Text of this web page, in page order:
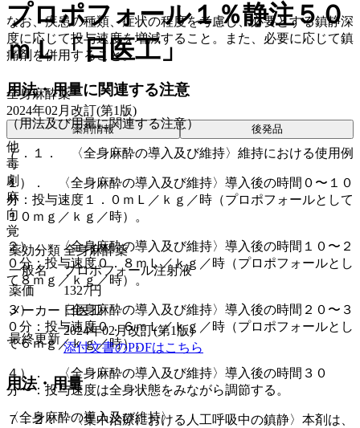
なお、疾患の種類、症状の程度を考慮し、必要とする鎮静深
度に応じて投与速度を増減すること。また、必要に応じて鎮
痛剤を併用すること。
用法・用量に関連する注意
（用法及び用量に関連する注意）
７．１． 〈全身麻酔の導入及び維持〉維持における使用例
１）． 〈全身麻酔の導入及び維持〉導入後の時間０〜１０
分：投与速度１．０ｍＬ／ｋｇ／時（プロポフォールとして
１０ｍｇ／ｋｇ／時）。
２）． 〈全身麻酔の導入及び維持〉導入後の時間１０〜２
０分：投与速度０．８ｍＬ／ｋｇ／時（プロポフォールとし
て８ｍｇ／ｋｇ／時）。
３）． 〈全身麻酔の導入及び維持〉導入後の時間２０〜３
０分：投与速度０．６ｍＬ／ｋｇ／時（プロポフォールとし
て６ｍｇ／ｋｇ／時）。
４）． 〈全身麻酔の導入及び維持〉導入後の時間３０
分〜：投与速度は全身状態をみながら調節する。
７．２． 〈集中治療における人工呼吸中の鎮静〉本剤は、
プロポフォール１％静注５０
ｍＬ「日医工」
全身麻酔薬
2024年02月改訂(第1版)
薬剤情報 後発品
他
毒
劇
麻
向
覚
薬効分類 全身麻酔薬
一般名
プロポフォール注射液
薬価
1327円
メーカー 日医工
最終更新
2024年02月改訂(第1版)
添付文書のPDFはこちら
用法・用量
〈全身麻酔の導入及び維持〉